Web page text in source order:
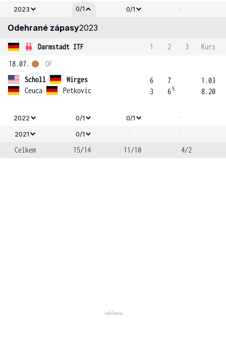
2023 0/1 0/1 -
Odehrané zápasy2023
Darmstadt ITF 1 2 3
Kurs
18.07.
Scholl/
Wirges
Ceuca/ Petkovic
OF
6
3
7
6 5
1.03
8.20
2022 0/1 0/1 -
2021 0/1 -
-
Celkem
15/14 11/10 4/2